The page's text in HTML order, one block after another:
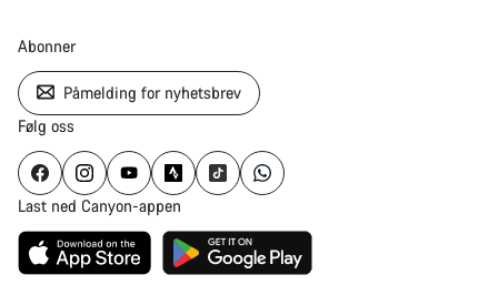
Abonner
Påmelding for nyhetsbrev
Følg oss
Last ned Canyon-appen